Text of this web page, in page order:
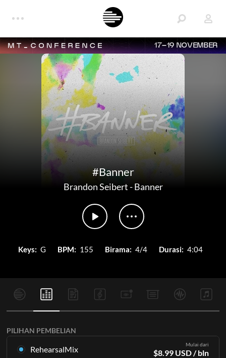
17–19 NOVEMBER
#Banner
Brandon Seibert-Banner
Keys: G BPM: 155 Birama: 4/4 Durasi: 4:04
PILIHAN PEMBELIAN
RehearsalMix Mulai dari
$8.99 USD/ bln